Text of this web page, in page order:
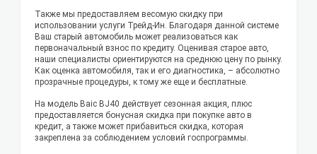
Также мы предоставляем весомую скидку при
использовании услуги Трейд-Ин. Благодаря данной системе
Ваш старый автомобиль может реализоваться как
первоначальный взнос по кредиту. Оценивая старое авто,
наши специалисты ориентируются на среднюю цену по рынку.
Как оценка автомобиля, так и его диагностика, – абсолютно
прозрачные процедуры, к тому же еще и бесплатные.
На модель Baic BJ40 действует сезонная акция, плюс
предоставляется бонусная скидка при покупке авто в
кредит, а также может прибавиться скидка, которая
закреплена за соблюдением условий госпрограммы.